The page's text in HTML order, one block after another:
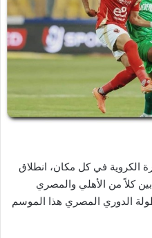
الكروية في كل مكان، انطلاق
كلاً من الأهلي والمصري
الدوري المصري هذا الموسم